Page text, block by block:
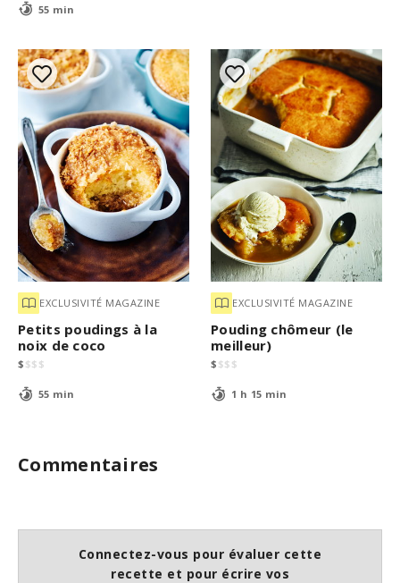
55 min
EXCLUSIVITÉ MAGAZINE
Petits poudings à la
noix de coco
$ $$ $
55 min
EXCLUSIVITÉ MAGAZINE
Pouding chômeur (le
meilleur)
$ $$ $
1 h 15 min
Commentaires
Connectez-vous pour évaluer cette
recette et pour écrire vos